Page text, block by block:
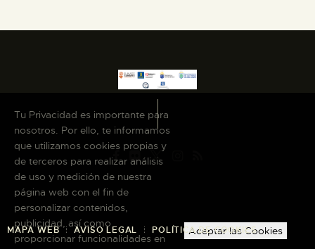
MAPA WEB AVISO LEGAL POLÍTICA DE COOKIES
Tu Privacidad es importante para
nosotros. Por ello, te informamos
que utilizamos cookies propias y
de terceros para realizar análisis
de uso y medición de nuestra
página web con el fin de
personalizar contenidos,
publicidad, así como
proporcionar funcionalidades en
Aceptar las Cookies